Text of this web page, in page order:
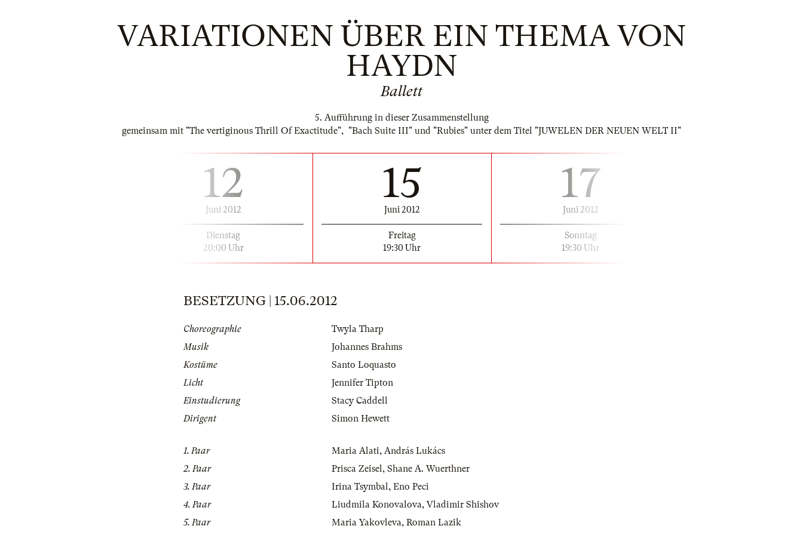
VARIATIONEN ÜBER EIN THEMA VON
HAYDN
Ballett
5. Aufführung in dieser Zusammenstellung
gemeinsam mit "The vertiginous Thrill Of Exactitude", "Bach Suite III" und "Rubies" unter dem Titel "JUWELEN DER NEUEN WELT II"
12
Juni 2012
Dienstag
20:00 Uhr
15
Juni 2012
Freitag
19:30 Uhr
17
Juni 2012
Sonntag
19:30 Uhr
BESETZUNG | 15.06.2012
Choreographie
Twyla Tharp
Musik
Johannes Brahms
Kostüme
Santo Loquasto
Licht
Jennifer Tipton
Einstudierung
Stacy Caddell
Dirigent
Simon Hewett
1. Paar Maria Alati, András Lukács
2. Paar
Prisca Zeisel, Shane A. Wuerthner
3. Paar
Irina Tsymbal, Eno Peci
4. Paar
Liudmila Konovalova, Vladimir Shishov
5. Paar
Maria Yakovleva, Roman Lazik